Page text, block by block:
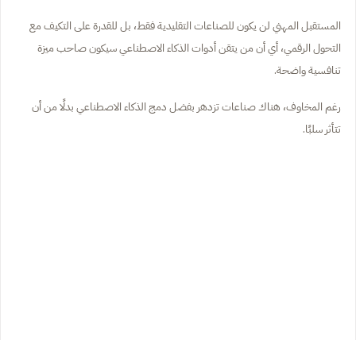
المستقبل المهني لن يكون للصناعات التقليدية فقط، بل للقدرة على التكيف مع
التحول الرقمي، أي أن من يتقن أدوات الذكاء الاصطناعي سيكون صاحب ميزة
تنافسية واضحة.
رغم المخاوف، هناك صناعات تزدهر بفضل دمج الذكاء الاصطناعي بدلًا من أن
تتأثر سلبًا.